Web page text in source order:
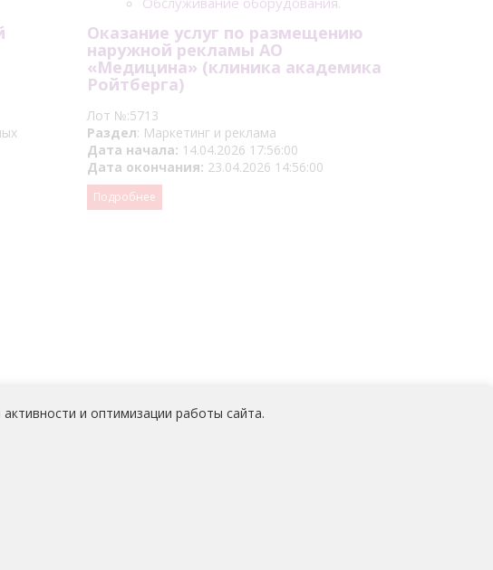
Оказание услуг по размещению
наружной рекламы АО
«Медицина» (клиника академика
Ройтберга)
Лот №:5713
Раздел: Маркетинг и реклама
Дата начала: 14.04.2026 17:56:00
Дата окончания: 23.04.2026 14:56:00
Подробнее
и оптимизации работы сайта.